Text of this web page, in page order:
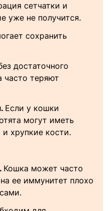
сетчатки и
уже не получится.
сохранить
достаточного
часто теряют
Если у кошки
могут иметь
хрупкие кости.
Кошка может часто
ее иммунитет плохо